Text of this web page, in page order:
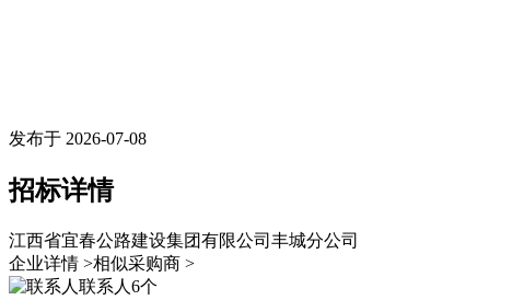
发布于 2026-07-08
招标详情
江西省宜春公路建设集团有限公司丰城分公司
企业详情 >相似采购商 >
联系人 6个